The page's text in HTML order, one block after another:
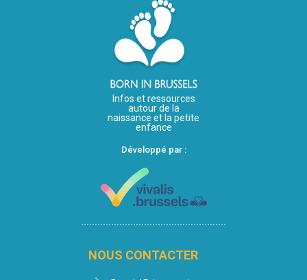
Infos et ressources
autour de la
naissance et la petite
enfance
Développé par :
NOUS CONTACTER